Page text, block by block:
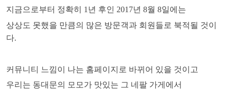
지금으로부터 정확히 1 년 후인 2017년 8월 8일에는
상상도 못했을 만큼의 많은 방문객과 회원들로 북적될 것이
다.
커뮤니티 느낌이 나는 홈페이지로 바뀌어 있을 것이고
우리는 동대문의 모모가 맛있는 그 네팔 가게에서